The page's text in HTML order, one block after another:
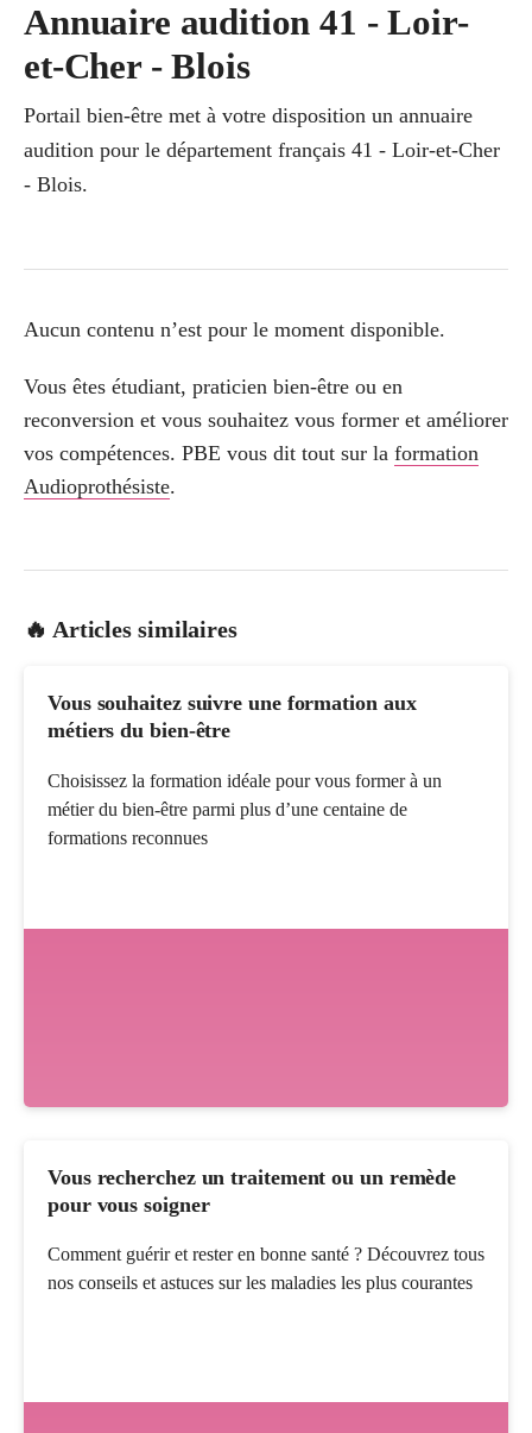
Annuaire audition 41 - Loir-
et-Cher - Blois
Portail bien-être met à votre disposition un annuaire
audition pour le département français 41 - Loir-et-Cher
- Blois.
Aucun contenu n’est pour le moment disponible.
Vous êtes étudiant, praticien bien-être ou en
reconversion et vous souhaitez vous former et améliorer
vos compétences. PBE vous dit tout sur la formation
Audioprothésiste.
🔥 Articles similaires
Vous souhaitez suivre une formation aux
métiers du bien-être
Choisissez la formation idéale pour vous former à un
métier du bien-être parmi plus d’une centaine de
formations reconnues
Vous recherchez un traitement ou un remède
pour vous soigner
Comment guérir et rester en bonne santé ? Découvrez tous
nos conseils et astuces sur les maladies les plus courantes